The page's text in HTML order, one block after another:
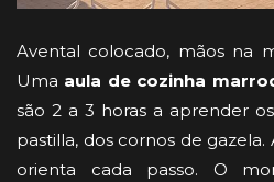
Avental colocado, mãos na
Uma aula de cozinha
são 2 a 3 horas a aprender
pastilla, dos cornos de
orienta cada passo. O